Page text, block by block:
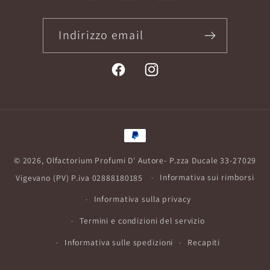
Indirizzo email
FacebookInstagram
Metodi
pagamento
© 2026, Olfactorium Profumi D' Autore- P.zza Ducale 33-27029
Vigevano (PV) P.iva 02888180185
Informativa sui rimborsi
Informativa sulla privacy
Termini e condizioni del servizio
Informativa sulle spedizioni
Recapiti